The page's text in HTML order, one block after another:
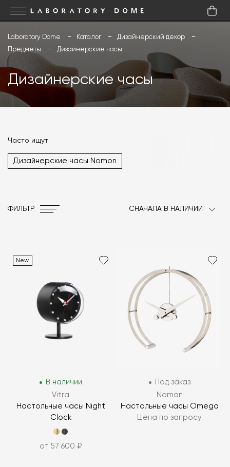
Laboratory Dome Каталог
Дизайнерский декор
Предметы
Дизайнерские часы
Дизайнерские часы
Часто ищут
Дизайнерские часы Nomon
ФИЛЬТР СНАЧАЛА В НАЛИЧИИ
New
В наличии
Vitra
Настольные часы Night
Clock
от 57 600 ₽
Под заказ
Nomon
Настольные часы Omega
Цена по запросу